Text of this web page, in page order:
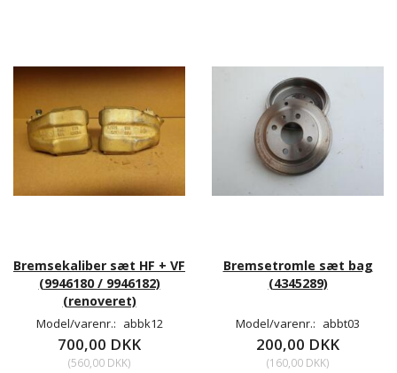
Bremsekaliber sæt HF + VF
(9946180 / 9946182)
(renoveret)
Model/varenr.: abbk12
700,00 DKK
(560,00 DKK)
Bremsetromle sæt bag
(4345289)
Model/varenr.: abbt03
200,00 DKK
(160,00 DKK)